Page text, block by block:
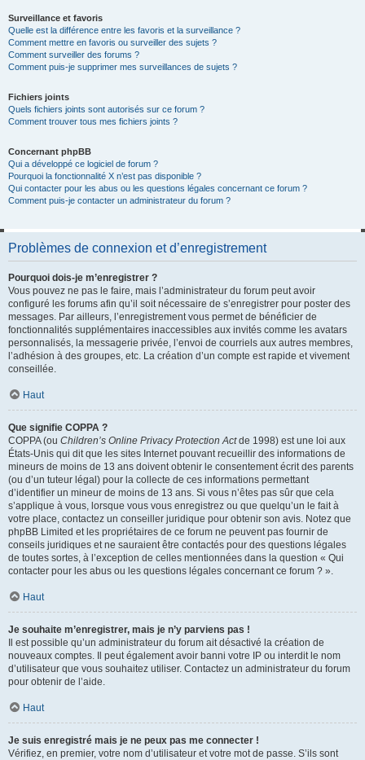
Surveillance et favoris
Quelle est la différence entre les favoris et la surveillance ?
Comment mettre en favoris ou surveiller des sujets ?
Comment surveiller des forums ?
Comment puis-je supprimer mes surveillances de sujets ?
Fichiers joints
Quels fichiers joints sont autorisés sur ce forum ?
Comment trouver tous mes fichiers joints ?
Concernant phpBB
Qui a développé ce logiciel de forum ?
Pourquoi la fonctionnalité X n’est pas disponible ?
Qui contacter pour les abus ou les questions légales concernant ce forum ?
Comment puis-je contacter un administrateur du forum ?
Problèmes de connexion et d’enregistrement
Pourquoi dois-je m’enregistrer ?
Vous pouvez ne pas le faire, mais l’administrateur du forum peut avoir
configuré les forums afin qu’il soit nécessaire de s’enregistrer pour poster des
messages. Par ailleurs, l’enregistrement vous permet de bénéficier de
fonctionnalités supplémentaires inaccessibles aux invités comme les avatars
personnalisés, la messagerie privée, l’envoi de courriels aux autres membres,
l’adhésion à des groupes, etc. La création d’un compte est rapide et vivement
conseillée.
Haut
Que signifie COPPA ?
COPPA (ou Children’s Online Privacy Protection Actde 1998) est une loi aux
États-Unis qui dit que les sites Internet pouvant recueillir des informations de
mineurs de moins de 13 ans doivent obtenir le consentement écrit des parents
(ou d’un tuteur légal) pour la collecte de ces informations permettant
d’identifier un mineur de moins de 13 ans. Si vous n’êtes pas sûr que cela
s’applique à vous, lorsque vous vous enregistrez ou que quelqu’un le fait à
votre place, contactez un conseiller juridique pour obtenir son avis. Notez que
phpBB Limited et les propriétaires de ce forum ne peuvent pas fournir de
conseils juridiques et ne sauraient être contactés pour des questions légales
de toutes sortes, à l’exception de celles mentionnées dans la question « Qui
contacter pour les abus ou les questions légales concernant ce forum ? ».
Haut
Je souhaite m’enregistrer, mais je n’y parviens pas !
Il est possible qu’un administrateur du forum ait désactivé la création de
nouveaux comptes. Il peut également avoir banni votre IP ou interdit le nom
d’utilisateur que vous souhaitez utiliser. Contactez un administrateur du forum
pour obtenir de l’aide.
Haut
Je suis enregistré mais je ne peux pas me connecter !
Vérifiez, en premier, votre nom d’utilisateur et votre mot de passe. S’ils sont